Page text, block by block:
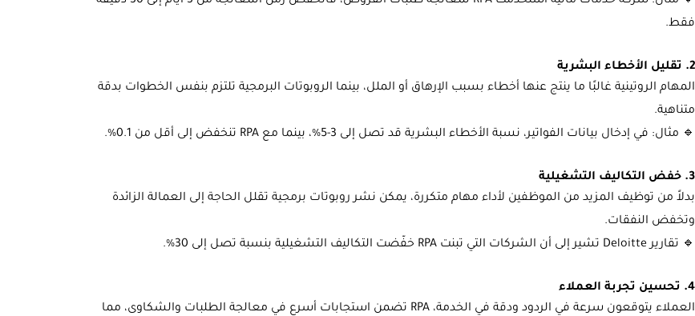
فقط.
2. تقليل الأخطاء البشرية
المهام الروتينية غالبًا ما ينتج عنها أخطاء بسبب الإرهاق أو الملل، بينما الروبوتات البرمجية تلتزم بنفس الخطوات بدقة
متناهية.
🔹 مثال: في إدخال بيانات الفواتير، نسبة الأخطاء البشرية قد تصل إلى 3-5%، بينما مع RPA تنخفض إلى أقل من 0.1%.
3. خفض التكاليف التشغيلية
بدلاً من توظيف المزيد من الموظفين لأداء مهام متكررة، يمكن نشر روبوتات برمجية تقلل الحاجة إلى العمالة الزائدة
وتخفض النفقات.
🔹 تقارير Deloitte تشير إلى أن الشركات التي تبنت RPA خفّضت التكاليف التشغيلية بنسبة تصل إلى 30%.
4. تحسين تجربة العملاء
العملاء يتوقعون سرعة في الردود ودقة في الخدمة، RPA تضمن استجابات أسرع في معالجة الطلبات والشكاوى، مما